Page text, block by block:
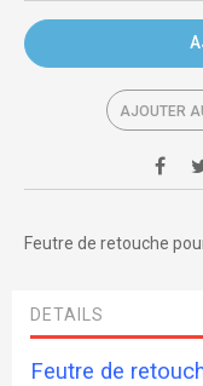
AJOUTER
Feutre de retouche
DETAILS
Feutre de